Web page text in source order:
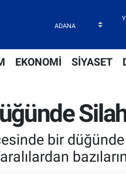
EKONOMİ SİYASET
bir